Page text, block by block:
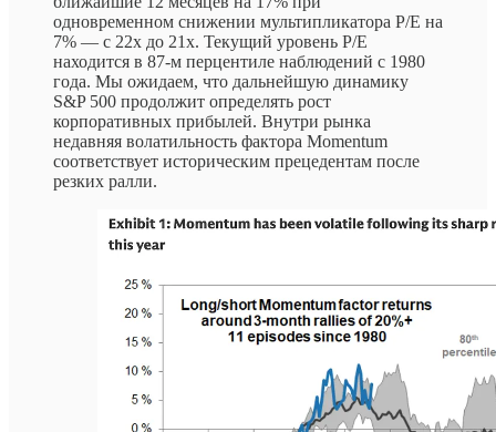
одновременном снижении мультипликатора P/E на
7% — с 22x до 21x. Текущий уровень P/E
находится в 87-м перцентиле наблюдений с 1980
года. Мы ожидаем, что дальнейшую динамику
S&P 500 продолжит определять рост
корпоративных прибылей. Внутри рынка
недавняя волатильность фактора Momentum
соответствует историческим прецедентам после
резких ралли.